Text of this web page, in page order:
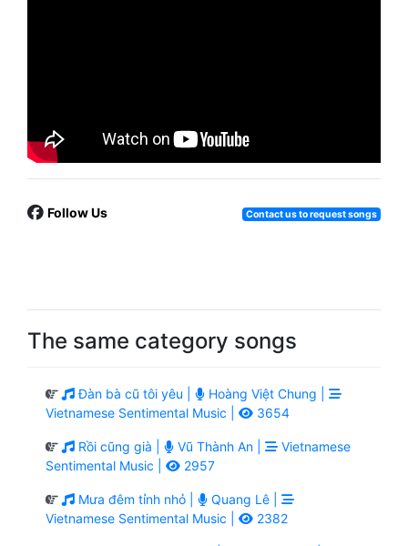
Follow Us Contact us to request songs
The same category songs
Đàn bà cũ tôi yêu |
Hoàng Việt Chung |
Vietnamese Sentimental Music |
3654
Rồi cũng già | Vũ Thành An |
Vietnamese
Sentimental Music |
2957
Mưa đêm tỉnh nhỏ |
Quang Lê |
Vietnamese Sentimental Music |
2382